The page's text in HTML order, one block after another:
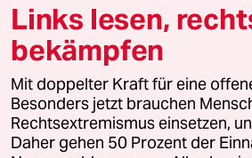
Newsletter
team zukunft
taz frisch
Links lesen,
bekämpfen
Mit doppelter Kraft für eine
Besonders jetzt brauchen
Rechtsextremismus einsetzen,
Daher gehen 50 Prozent der